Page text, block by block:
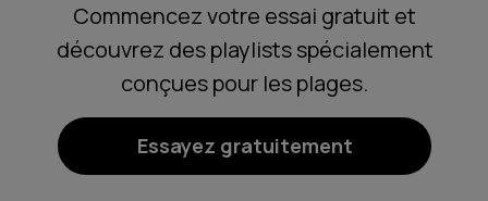
Commencez votre essai gratuit et
découvrez des playlists spécialement
conçues pour les plages.
Essayez gratuitement